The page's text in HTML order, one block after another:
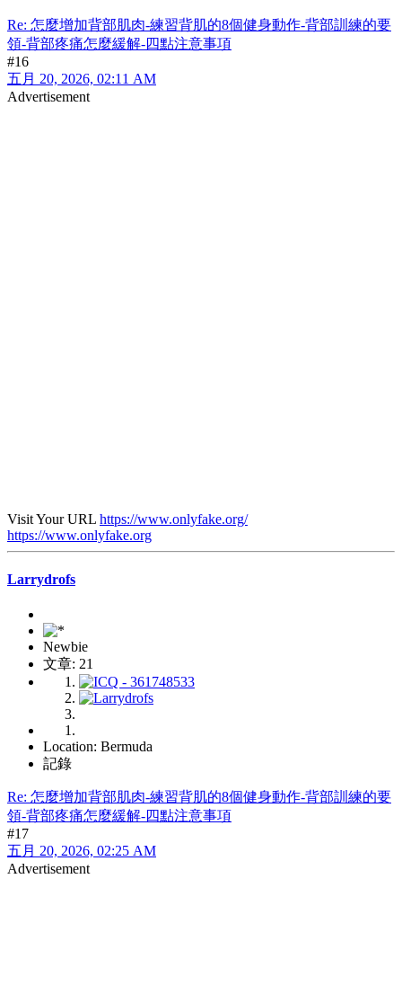
Re: 怎麼增加背部肌肉-練習背肌的8個健身動作-背部訓練的要
領-背部疼痛怎麼緩解-四點注意事項
#16
五月 20, 2026, 02:11 AM
Advertisement
Visit Your URL https://www.onlyfake.org/
https://www.onlyfake.org
Larrydrofs
Newbie
文章: 21
Location: Bermuda
記錄
Re: 怎麼增加背部肌肉-練習背肌的8個健身動作-背部訓練的要
領-背部疼痛怎麼緩解-四點注意事項
#17
五月 20, 2026, 02:25 AM
Advertisement